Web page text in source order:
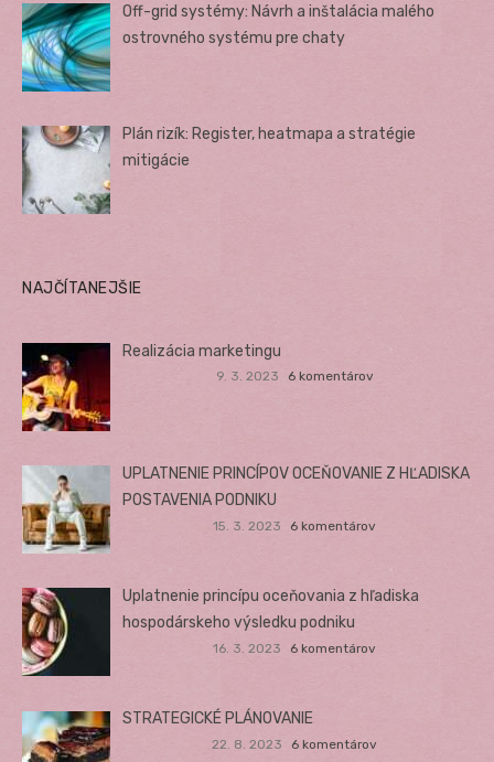
Off-grid systémy: Návrh a inštalácia malého
ostrovného systému pre chaty
Plán rizík: Register, heatmapa a stratégie
mitigácie
NAJČÍTANEJŠIE
Realizácia marketingu
9. 3. 2023 6 komentárov
UPLATNENIE PRINCÍPOV OCEŇOVANIE Z HĽADISKA
POSTAVENIA PODNIKU
15. 3. 2023 6 komentárov
Uplatnenie princípu oceňovania z hľadiska
hospodárskeho výsledku podniku
16. 3. 2023 6 komentárov
STRATEGICKÉ PLÁNOVANIE
22. 8. 2023 6 komentárov